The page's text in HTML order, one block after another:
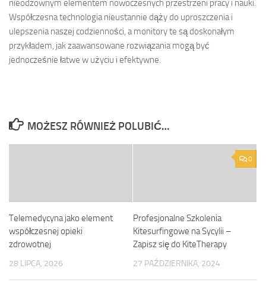
nieodzownym elementem nowoczesnych przestrzeni pracy i nauki.
Współczesna technologia nieustannie dąży do uproszczenia i
ulepszenia naszej codzienności, a monitory te są doskonałym
przykładem, jak zaawansowane rozwiązania mogą być
jednocześnie łatwe w użyciu i efektywne.
MOŻESZ RÓWNIEŻ POLUBIĆ…
Telemedycyna jako element
współczesnej opieki
zdrowotnej
28 LIPCA, 2026
0
Profesjonalne Szkolenia
Kitesurfingowe na Sycylii –
Zapisz się do KiteTherapy
27 PAŹDZIERNIKA, 2024